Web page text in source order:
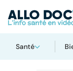
Santé